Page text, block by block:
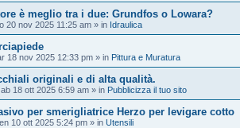
è meglio tra i due: Grundfos o Lowara?
20 nov 2025 11:25 am » in Idraulica
18 nov 2025 12:33 pm » in Pittura e Muratura
originali e di alta qualità.
18 ott 2025 6:59 am » in Pubblicizza il tuo sito
per smerigliatrice Herzo per levigare cotto
10 ott 2025 5:24 pm » in Utensili